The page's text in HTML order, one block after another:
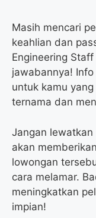
Masih mencari
keahlian dan
Engineering
jawabannya!
untuk kamu
ternama dan
Jangan
akan
lowongan
cara melamar.
meningkatkan
impian!